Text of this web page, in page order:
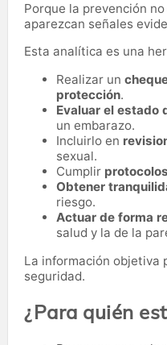
Porque la prevención
aparezcan señales
Esta analítica es una
Realizar un
protección.
Evaluar el estado
un embarazo.
Incluirlo en
sexual.
Cumplir
Obtener
riesgo.
Actuar de forma
salud y la de la
La información objetiva
seguridad.
¿Para quién